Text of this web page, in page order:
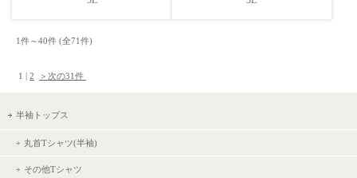
半袖トップス
丸首Tシャツ(半袖)
その他Tシャツ
1件～40件 (全71件)
1 | 2 ＞次の31件